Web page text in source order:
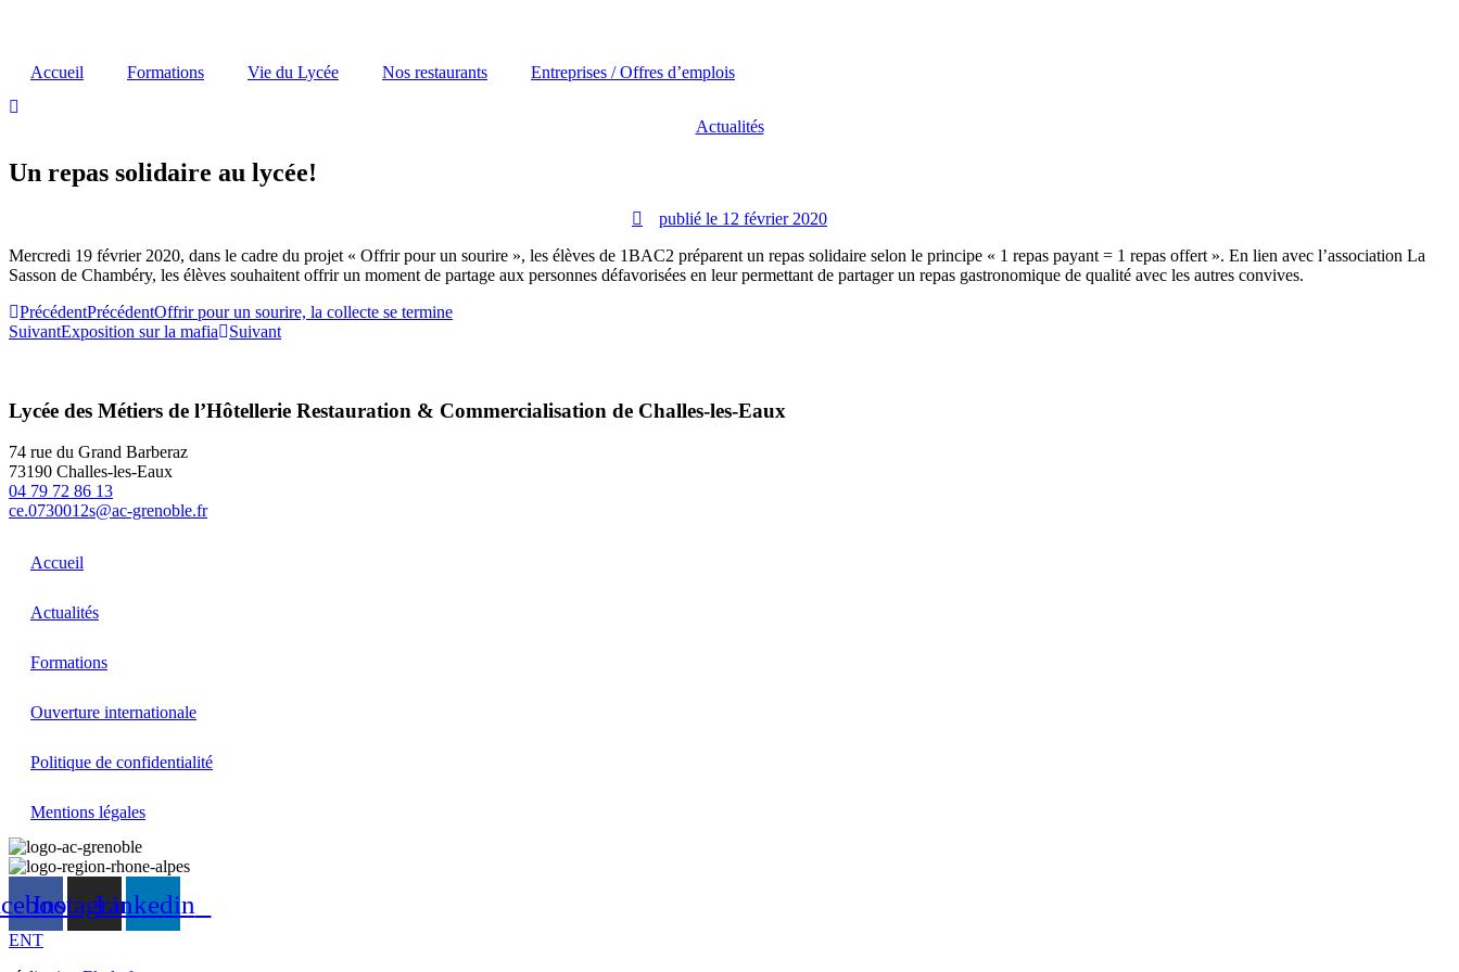
Accueil Formations Vie du Lycée Nos restaurants Entreprises / Offres d’emplois
Actualités
Un repas solidaire au lycée!
publié le 12 février 2020
Mercredi 19 février 2020, dans le cadre du projet « Offrir pour un sourire », les élèves de 1BAC2 préparent un repas solidaire selon le principe « 1 repas payant = 1 repas offert ». En lien avec l’association La
Sasson de Chambéry, les élèves souhaitent offrir un moment de partage aux personnes défavorisées en leur permettant de partager un repas gastronomique de qualité avec les autres convives.
PrécédentPrécédentOffrir pour un sourire, la collecte se termine
SuivantExposition sur la mafia Suivant
Lycée des Métiers de l’Hôtellerie Restauration & Commercialisation de Challes-les-Eaux
74 rue du Grand Barberaz
73190 Challes-les-Eaux
04 79 72 86 13
ce.0730012s@ac-grenoble.fr
Accueil
Actualités
Formations
Ouverture internationale
Politique de confidentialité
Mentions légales
InstagramLinkedin
ENT